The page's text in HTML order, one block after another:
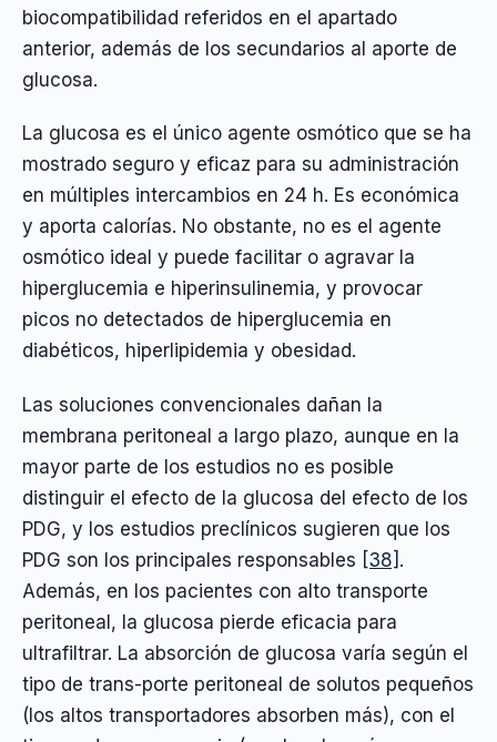
biocompatibilidad referidos en el apartado
anterior, además de los secundarios al aporte de
glucosa.
La glucosa es el único agente osmótico que se ha
mostrado seguro y eficaz para su administración
en múltiples intercambios en 24 h. Es económica
y aporta calorías. No obstante, no es el agente
osmótico ideal y puede facilitar o agravar la
hiperglucemia e hiperinsulinemia, y provocar
picos no detectados de hiperglucemia en
diabéticos, hiperlipidemia y obesidad.
Las soluciones convencionales dañan la
membrana peritoneal a largo plazo, aunque en la
mayor parte de los estudios no es posible
distinguir el efecto de la glucosa del efecto de los
PDG, y los estudios preclínicos sugieren que los
PDG son los principales responsables [38] .
Además, en los pacientes con alto transporte
peritoneal, la glucosa pierde eficacia para
ultrafiltrar. La absorción de glucosa varía según el
tipo de trans-porte peritoneal de solutos pequeños
(los altos transportadores absorben más), con el